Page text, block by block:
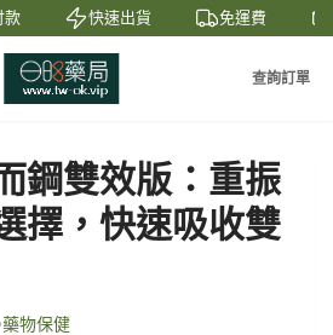
快速出貨 免運費
查詢訂單
鋼雙效版：重振
擇，快速吸收雙
藥物保健